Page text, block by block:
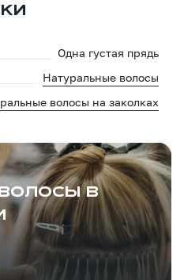
Одна густая прядь
Натуральные волосы
волосы на заколках
в